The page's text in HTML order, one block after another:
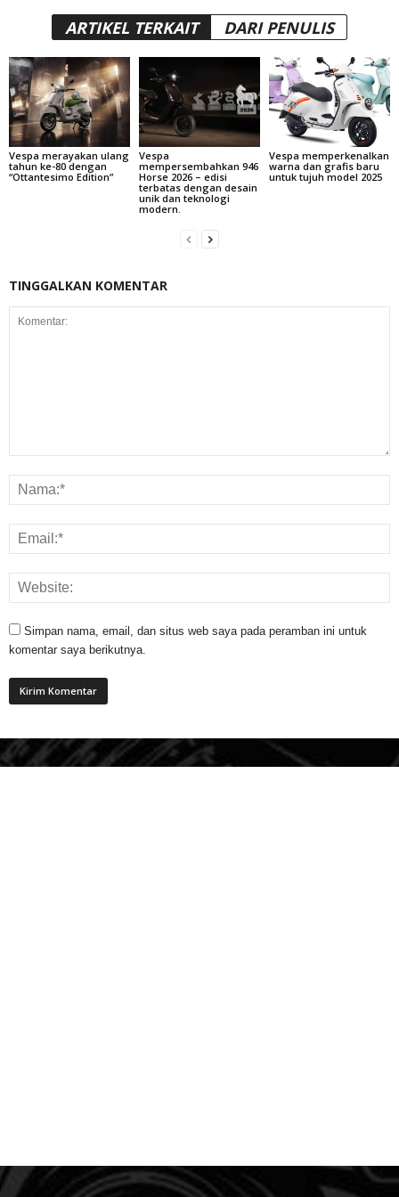
ARTIKEL TERKAIT DARI PENULIS
Vespa merayakan ulang
tahun ke-80 dengan
“Ottantesimo Edition”
Vespa
mempersembahkan 946
Horse 2026 – edisi
terbatas dengan desain
unik dan teknologi
modern.
Vespa memperkenalkan
warna dan grafis baru
untuk tujuh model 2025
TINGGALKAN KOMENTAR
Simpan nama, email, dan situs web saya pada peramban ini untuk
komentar saya berikutnya.